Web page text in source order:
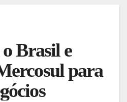
Brasil e
para